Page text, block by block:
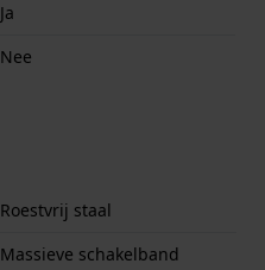
Ja
Nee
Roestvrij staal
Massieve schakelband